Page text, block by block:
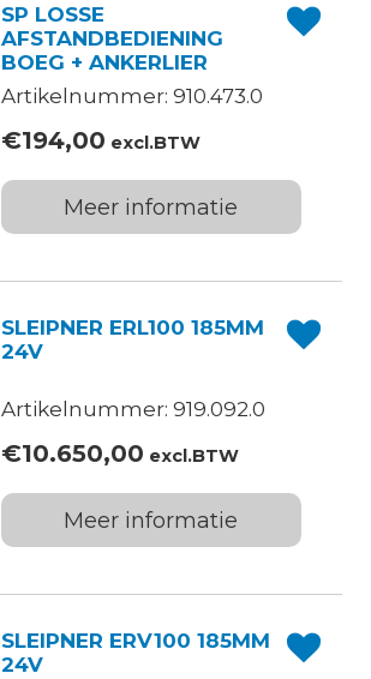
SP LOSSE
AFSTANDBEDIENING
BOEG + ANKERLIER
Artikelnummer: 910.473.0
€194,00 excl.BTW
Meer informatie
SLEIPNER ERL100 185MM
24V
Artikelnummer: 919.092.0
€10.650,00 excl.BTW
Meer informatie
SLEIPNER ERV100 185MM
24V